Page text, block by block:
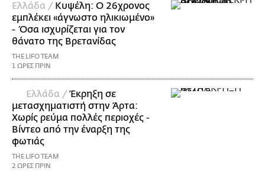
Ελλάδα / Κυψέλη: Ο 26χρονος
εμπλέκει «άγνωστο ηλικιωμένο»
- Όσα ισχυρίζεται για τον
θάνατο της Βρετανίδας
THE LIFO TEAM
1 ΩΡΕΣ ΠΡΙΝ
Ελλάδα /Έκρηξη σε
μετασχηματιστή στην Άρτα:
Χωρίς ρεύμα πολλές περιοχές -
Βίντεο από την έναρξη της
φωτιάς
THE LIFO TEAM
2 ΩΡΕΣ ΠΡΙΝ